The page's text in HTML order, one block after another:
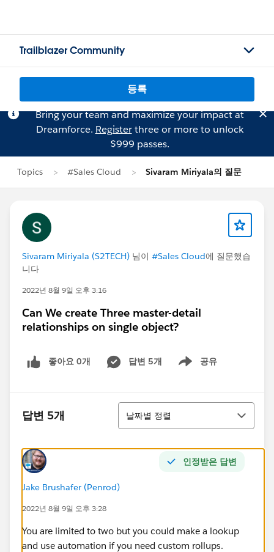
Trailblazer Community
등록
Bring your team and maximize your impact at
Dreamforce. Registerthree or more to unlock
$999 passes.
Topics #Sales Cloud Sivaram Miriyala의 질문
Sivaram Miriyala (S2TECH) 님이 #Sales Cloud에 질문했습
니다
2022년 8월 9일 오후 3:16
Can We create Three master-detail
relationships on single object?
좋아요 0개 답변 5개 공유
Show menu
답변 5개
정렬
날짜별 정렬
인정받은 답변
Jake Brushafer (Penrod)
2022년 8월 9일 오후 3:28
You are limited to two but you could make a lookup
and use automation if you need custom rollups.